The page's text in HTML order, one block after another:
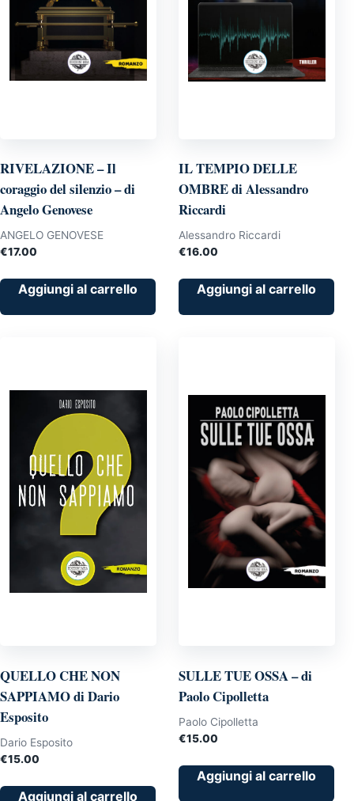
RIVELAZIONE – Il
coraggio del silenzio – di
Angelo Genovese
ANGELO GENOVESE
€17.00
Aggiungi al carrello
IL TEMPIO DELLE
OMBRE di Alessandro
Riccardi
Alessandro Riccardi
€16.00
Aggiungi al carrello
QUELLO CHE NON
SAPPIAMO di Dario
Esposito
Dario Esposito
€15.00
Aggiungi al carrello
SULLE TUE OSSA – di
Paolo Cipolletta
Paolo Cipolletta
€15.00
Aggiungi al carrello